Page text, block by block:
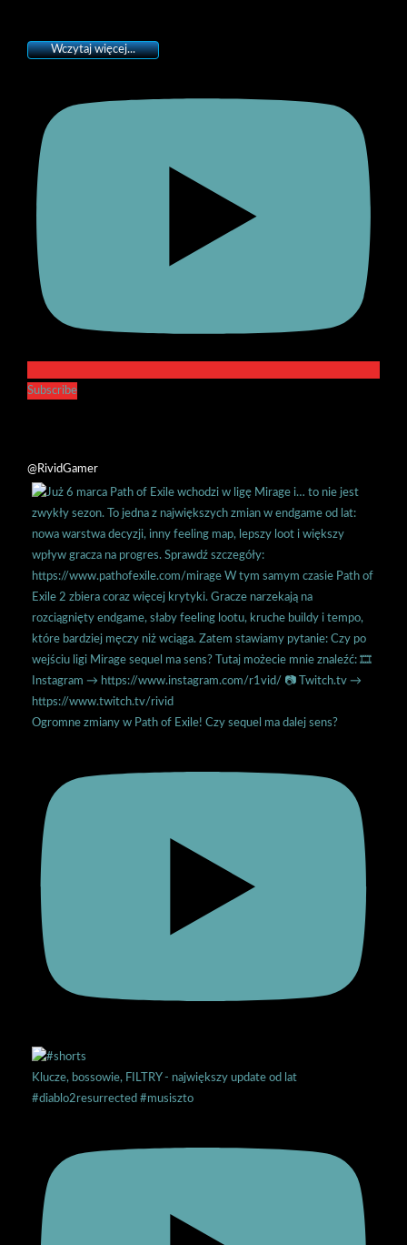
Wczytaj więcej...
Subscribe
@RividGamer
Ogromne zmiany w Path of Exile! Czy sequel ma dalej sens?
Klucze, bossowie, FILTRY - największy update od lat
#diablo2resurrected #musiszto